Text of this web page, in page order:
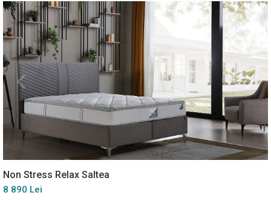
Non Stress Relax Saltea
8 890 Lei